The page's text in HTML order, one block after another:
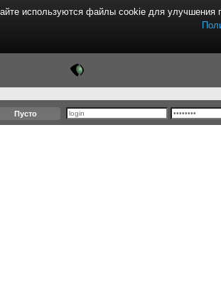
Пусто
используются файлы cookie для улучшения